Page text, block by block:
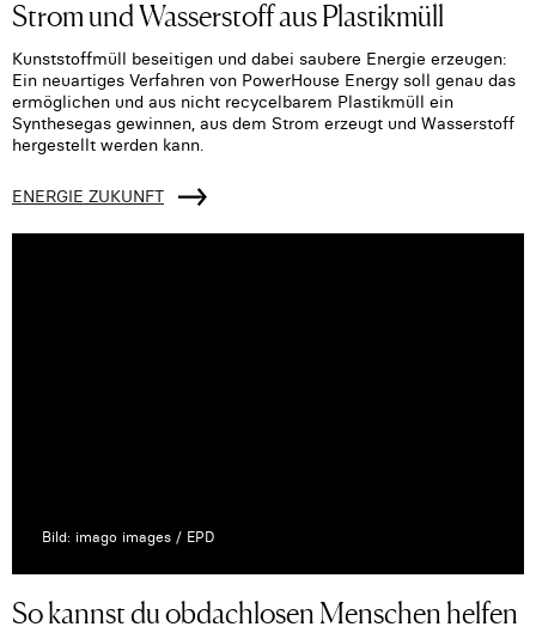
Strom und Wasserstoff aus Plastikmüll
Kunststoffmüll beseitigen und dabei saubere Energie erzeugen:
Ein neuartiges Verfahren von PowerHouse Energy soll genau das
ermöglichen und aus nicht recycelbarem Plastikmüll ein
Synthesegas gewinnen, aus dem Strom erzeugt und Wasserstoff
hergestellt werden kann.
ENERGIE ZUKUNFT
Bild: imago images / EPD
So kannst du obdachlosen Menschen helfen